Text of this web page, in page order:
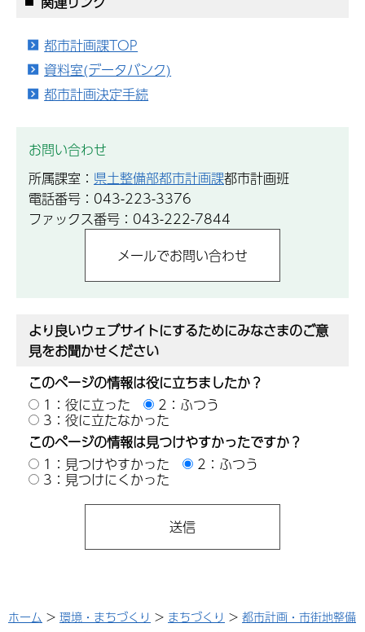
都市計画課TOP
資料室(データバンク)
都市計画決定手続
お問い合わせ
所属課室： 県土整備部都市計画課都市計画班
電話番号：043-223-3376
ファックス番号：043-222-7844
より良いウェブサイトにするためにみなさまのご意
見をお聞かせください
このページの情報は役に立ちましたか？
1：役に立った
2：ふつう
3：役に立たなかった
このページの情報は見つけやすかったですか？
1：見つけやすかった
2：ふつう
3：見つけにくかった
ホーム > 環境・まちづくり > まちづくり > 都市計画・市街地整備